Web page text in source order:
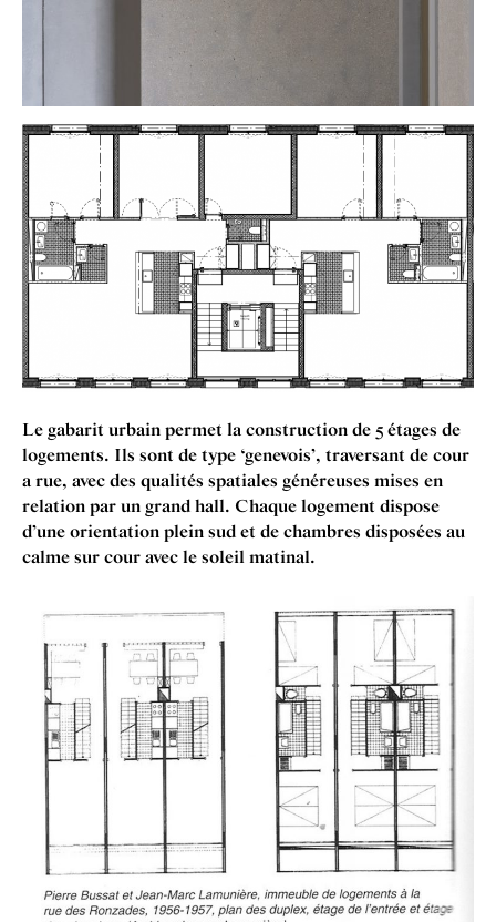
Le gabar­it urbain per­met la con­struc­tion de 5 étages de
loge­ments. Ils sont de type ‘gene­vois’, tra­versant de cour
a rue, avec des qual­ités spa­tiales généreuses mises en
rela­tion par un grand hall. Chaque loge­ment dis­pose
d’une ori­ent­a­tion plein sud et de chambres dis­posées au
calme sur cour avec le soleil matinal.